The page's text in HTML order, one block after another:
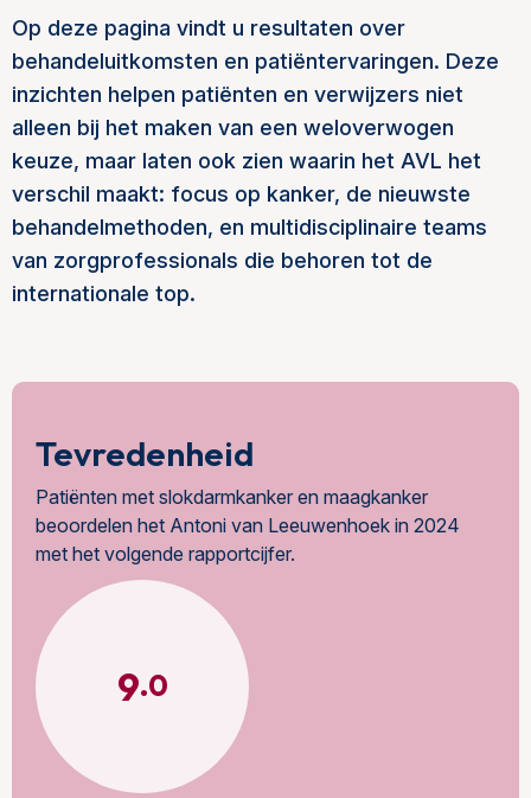
Op deze pagina vindt u resultaten over
behandeluitkomsten en patiëntervaringen. Deze
inzichten helpen patiënten en verwijzers niet
alleen bij het maken van een weloverwogen
keuze, maar laten ook zien waarin het AVL het
verschil maakt: focus op kanker, de nieuwste
behandelmethoden, en multidisciplinaire teams
van zorgprofessionals die behoren tot de
internationale top.
9.0
Tevredenheid
Patiënten met slokdarmkanker en maagkanker
beoordelen het Antoni van Leeuwenhoek in 2024
met het volgende rapportcijfer.